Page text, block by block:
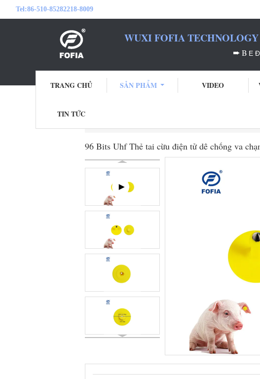
Tel:86-510-85282218-8009
WUXI FOFIA
➨B E
TRANG CHỦ SẢN PHẨM VIDEO
TIN TỨC
96 Bits Uhf Thẻ tai cừu điện tử dê chống va